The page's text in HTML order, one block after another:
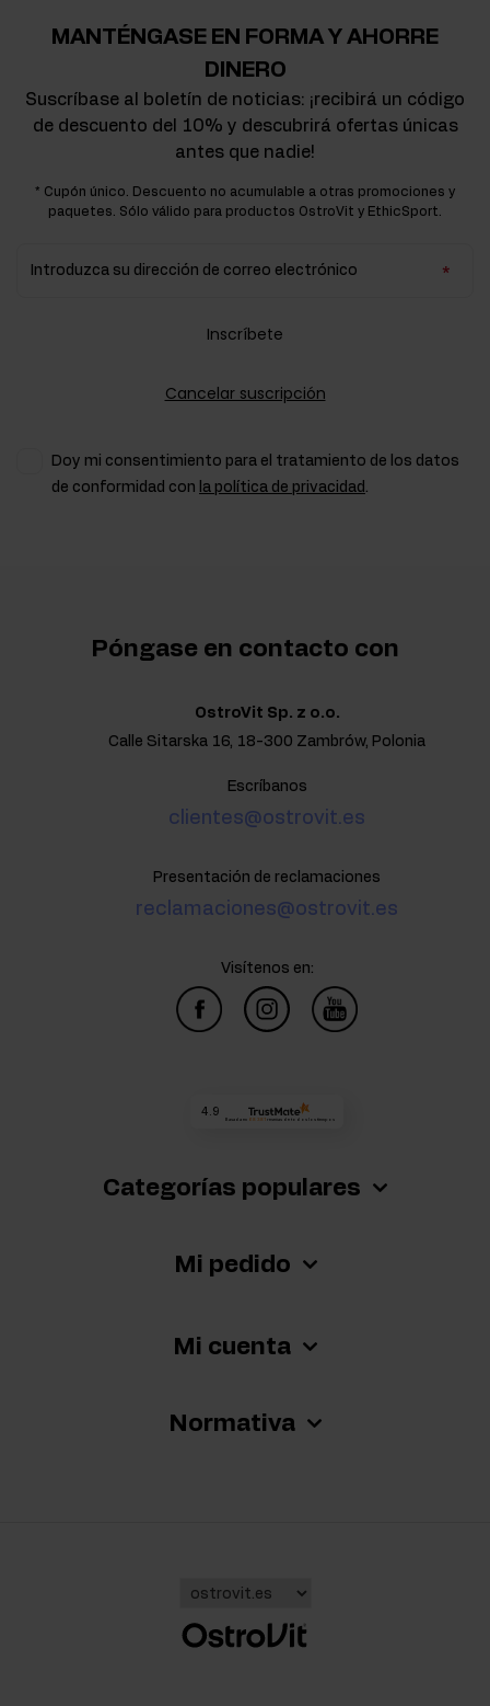
MANTÉNGASE EN FORMA Y AHORRE
DINERO
Suscríbase al boletín de noticias: ¡recibirá un código
de descuento del 10% y descubrirá ofertas únicas
antes que nadie!
* Cupón único. Descuento no acumulable a otras promociones y
paquetes. Sólo válido para productos OstroVit y EthicSport.
Introduzca su dirección de correo electrónico
Inscríbete
Cancelar suscripción
Doy mi consentimiento para el tratamiento de los datos
de conformidad con la política de privacidad
Categorías populares
Mi pedido
Mi cuenta
Normativa
Póngase en contacto con
OstroVit Sp. z o.o.
Calle Sitarska 16, 18-300 Zambrów, Polonia
Escríbanos
clientes@ostrovit.es
Presentación de reclamaciones
reclamaciones@ostrovit.es
Visítenos en:
4.9
Basada en 68 381 reseñas de todos los tiempos